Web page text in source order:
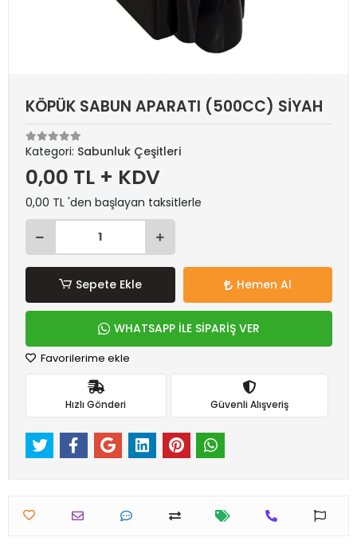
KÖPÜK SABUN APARATI (500CC) SİYAH
Kategori: Sabunluk Çeşitleri
0,00 TL + KDV
0,00 TL 'den başlayan taksitlerle
Sepete Ekle Hemen Al
WHATSAPP İLE SİPARİŞ VER
Favorilerime ekle
Hızlı Gönderi Güvenli Alışveriş